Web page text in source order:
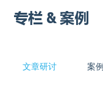
专栏 & 案例
文章研讨 案例